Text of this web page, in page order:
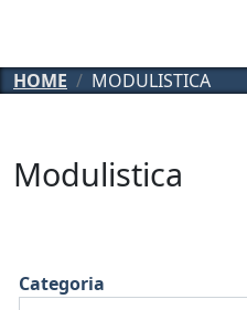
HOME MODULISTICA
Modulistica
Categoria